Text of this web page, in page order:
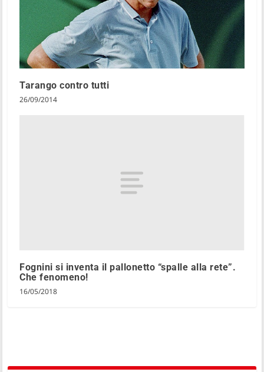
Tarango contro tutti
26/09/2014
Fognini si inventa il pallonetto “spalle alla rete”.
Che fenomeno!
16/05/2018